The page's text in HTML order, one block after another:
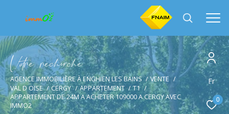
Fr
0
Vore recece
AGENCE IMMOBILIÈRE À ENGHIEN LES BAINS
VENTE
VAL D OISE
CERGY APPARTEMENT
T1
APPARTEMENT DE 24M A ACHETER 109000 A CERGY AVEC
IMMO2
Effectuer une recherche
et trouver le bien qui correspond à vos critères